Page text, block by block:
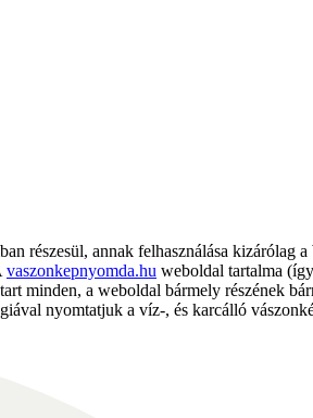
részesül, annak felhasználása kizárólag
vaszonkepnyomda.hu weboldal tartalma
minden, a weboldal bármely részének
nyomtatjuk a víz-, és karcálló